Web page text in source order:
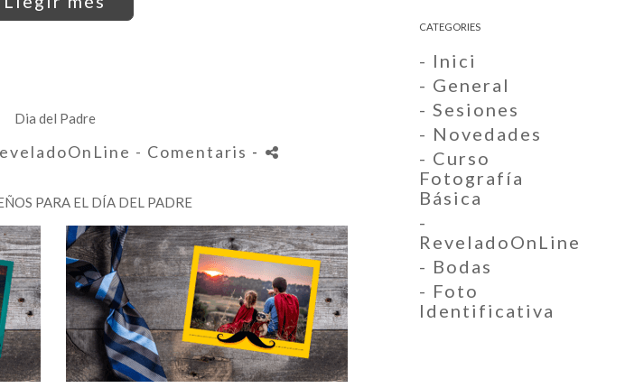
Dia del Padre
- Comentaris -
PARA EL DÍA DEL PADRE
CATEGORIES
- Inici
- General
- Sesiones
- Novedades
- Curso
Fotografía
Básica
-
ReveladoOnLine
- Bodas
- Foto
Identificativa